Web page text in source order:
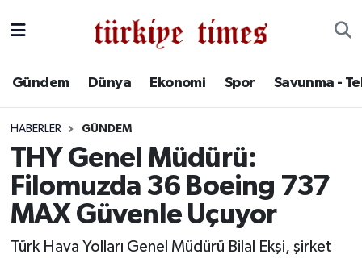
Gündem Dünya Ekonomi Spor Savunma -
HABERLER GÜNDEM
THY Genel Müdürü:
Filomuzda 36 Boeing 737
MAX Güvenle Uçuyor
Türk Hava Yolları Genel Müdürü Bilal Ekşi, şirket
Spor
Savunma - Teknoloji
Tüm Manşetler
Son Dakika Haberleri